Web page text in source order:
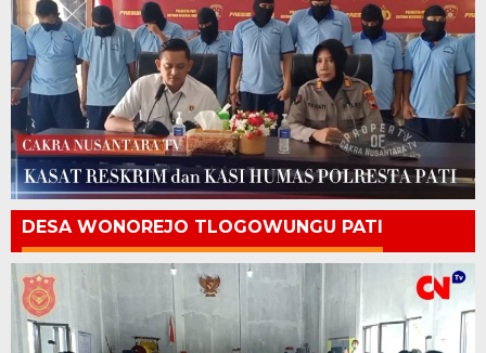
DESA WONOREJO TLOGOWUNGU PATI